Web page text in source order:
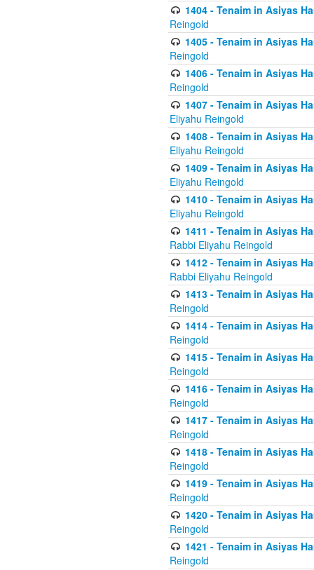
1404 - Tenaim in Asiyas
Reingold
1405 - Tenaim in Asiyas
Reingold
1406 - Tenaim in Asiyas
Reingold
1407 - Tenaim in Asiyas
Eliyahu Reingold
1408 - Tenaim in Asiyas
Eliyahu Reingold
1409 - Tenaim in Asiyas
Eliyahu Reingold
1410 - Tenaim in Asiyas
Eliyahu Reingold
1411 - Tenaim in Asiyas
Rabbi Eliyahu Reingold
1412 - Tenaim in Asiyas
Rabbi Eliyahu Reingold
1413 - Tenaim in Asiyas
Reingold
1414 - Tenaim in Asiyas
Reingold
1415 - Tenaim in Asiyas
Reingold
1416 - Tenaim in Asiyas
Reingold
1417 - Tenaim in Asiyas
Reingold
1418 - Tenaim in Asiyas
Reingold
1419 - Tenaim in Asiyas
Reingold
1420 - Tenaim in Asiyas
Reingold
1421 - Tenaim in Asiyas
Reingold